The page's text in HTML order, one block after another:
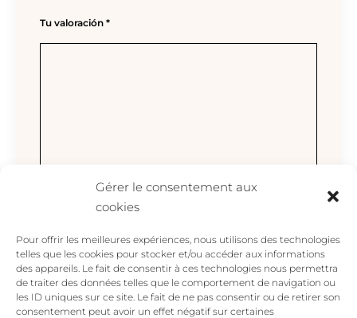
Gérer le consentement aux
cookies
Pour offrir les meilleures expériences, nous utilisons des technologies
telles que les cookies pour stocker et/ou accéder aux informations
des appareils. Le fait de consentir à ces technologies nous permettra
de traiter des données telles que le comportement de navigation ou
les ID uniques sur ce site. Le fait de ne pas consentir ou de retirer son
consentement peut avoir un effet négatif sur certaines
Tu valoración *
Correo electrónico*